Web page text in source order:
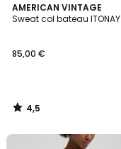
AMERICAN VINTAGE
Sweat col bateau ITONAY
85,00 €
4,5
/ 5
4,5
/